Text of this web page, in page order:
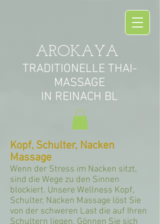
AROKAYA
TRADITIONELLE THAI-
MASSAGE
IN REINACH BL
Kopf, Schulter, Nacken
Massage
Wenn der Stress im Nacken sitzt,
sind die Wege zu den Sinnen
blockiert. Unsere Wellness Kopf,
Schulter, Nacken Massage löst Sie
von der schweren Last die auf Ihren
Schultern liegen. Gönnen Sie sich